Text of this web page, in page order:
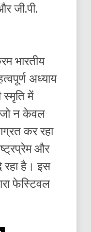
जी.पी.
भारतीय
अध्याय
में
जो न केवल
कर रहा
और
रहा है। इस
फेस्टिवल